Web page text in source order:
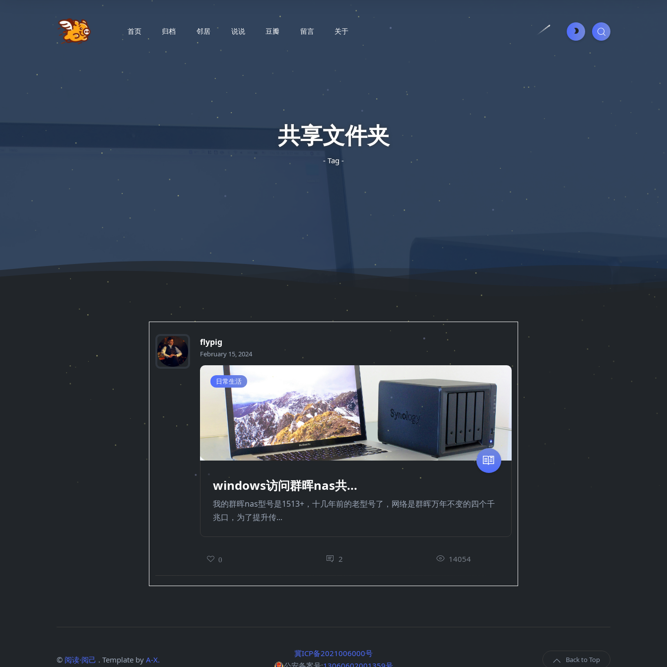
首页 归档 邻居 说说 豆瓣 留言 关于
共享文件夹
- Tag -
flypig
February 15, 2024
日常生活
windows访问群晖nas共...
我的群晖nas型号是1513+，十几年前的老型号了，网络是群晖万年不变的四个千
兆口，为了提升传...
0 2 14054
© 阅读·阅己 . Template by A-X.
冀ICP备2021006000号
Back to Top